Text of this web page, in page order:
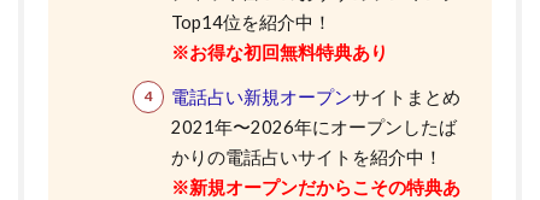
Top14位を紹介中！
※お得な初回無料特典あり
電話占い新規オープンサイトまとめ
2021年〜2026年にオープンしたば
かりの電話占いサイトを紹介中！
※新規オープンだからこその特典あ